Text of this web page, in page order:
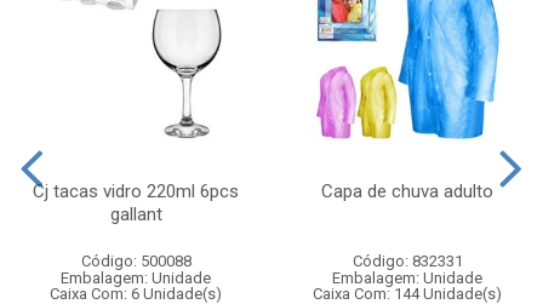
Cj tacas vidro 220ml 6pcs
gallant
Código: 500088
Embalagem: Unidade
Caixa Com: 6 Unidade(s)
Capa de chuva adulto
Código: 832331
Embalagem: Unidade
Caixa Com: 144 Unidade(s)